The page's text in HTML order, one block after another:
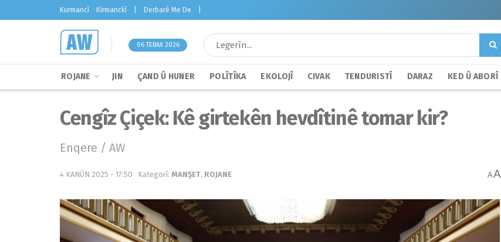
Kurmancî Kirmanckî Derbarê Me De
06 TEBAX 2026
ROJANE JIN ÇAND Û HUNER POLÎTÎKA EKOLOJÎ CIVAK TENDURISTÎ DARAZ KED Û ABORÎ
Cengîz Çiçek: Kê girtekên hevdîtinê tomar kir?
Enqere / AW
4 KANÛN 2025 - 17:50 Kategorî: MANŞET, ROJANE AA